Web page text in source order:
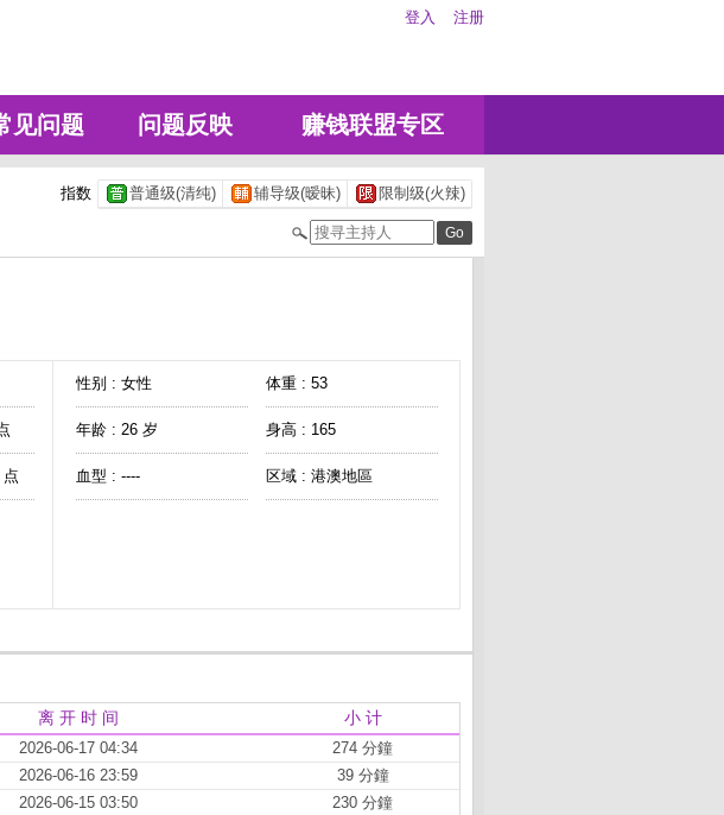
登入 注册
见问题 问题反映 赚钱联盟专区
指数 普通级(清纯) 辅导级(暧昧) 限制级(火辣)
性别 : 女性 体重 : 53
年龄 : 26 岁 身高 : 165
血型 : ---- 区域 : 港澳地區
离 开 时 间 小 计
2026-06-17 04:34
274 分鐘
2026-06-16 23:59
39 分鐘
2026-06-15 03:50
230 分鐘